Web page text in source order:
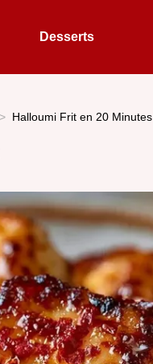
Desserts
Halloumi Frit en 20 Minutes